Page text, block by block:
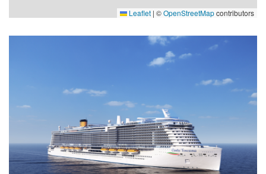
Leaflet | ©OpenStreetMapcontributors
HRC_Restaurant02_rev3